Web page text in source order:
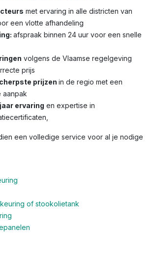
met ervaring in alle districten van
een vlotte afhandeling
afspraak binnen 24 uur voor een snelle
volgens de Vlaamse regelgeving
prijs
prijzen in de regio met een
aanpak
ervaring en expertise in
een volledige service voor al je nodige
of stookolietank